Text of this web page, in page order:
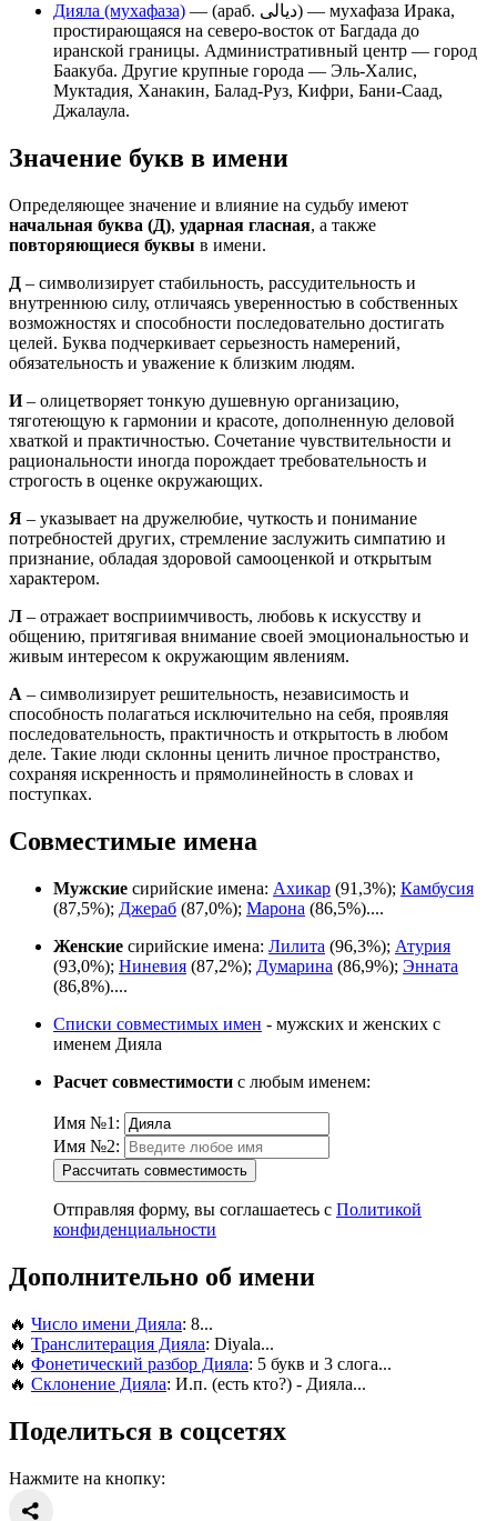
Дияла (мухафаза) — (араб. ديالى‎) — мухафаза Ирака,
простирающаяся на северо-восток от Багдада до
иранской границы. Административный центр — город
Баакуба. Другие крупные города — Эль-Халис,
Муктадия, Ханакин, Балад-Руз, Кифри, Бани-Саад,
Джалаула.
Значение букв в имени
Определяющее значение и влияние на судьбу имеют
начальная буква (Д), ударная гласная, а также
повторяющиеся буквы в имени.
Д – символизирует стабильность, рассудительность и
внутреннюю силу, отличаясь уверенностью в собственных
возможностях и способности последовательно достигать
целей. Буква подчеркивает серьезность намерений,
обязательность и уважение к близким людям.
И– олицетворяет тонкую душевную организацию,
тяготеющую к гармонии и красоте, дополненную деловой
хваткой и практичностью. Сочетание чувствительности и
рациональности иногда порождает требовательность и
строгость в оценке окружающих.
Я – указывает на дружелюбие, чуткость и понимание
потребностей других, стремление заслужить симпатию и
признание, обладая здоровой самооценкой и открытым
характером.
Л – отражает восприимчивость, любовь к искусству и
общению, притягивая внимание своей эмоциональностью и
живым интересом к окружающим явлениям.
А – символизирует решительность, независимость и
способность полагаться исключительно на себя, проявляя
последовательность, практичность и открытость в любом
деле. Такие люди склонны ценить личное пространство,
сохраняя искренность и прямолинейность в словах и
поступках.
Совместимые имена
Мужские сирийские имена: Ахикар (91,3%); Камбусия
(87,5%); Джераб (87,0%); Марона (86,5%)....
Женские сирийские имена: Лилита (96,3%); Атурия
(93,0%); Ниневия (87,2%); Думарина (86,9%); Энната
(86,8%)....
Списки совместимых имен - мужских и женских с
именем Дияла
Расчет совместимости с любым именем:
Имя №1:
Имя №2:
Рассчитать совместимость
Отправляя форму, вы соглашаетесь с Политикой
конфиденциальности
Дополнительно об имени
🔥 Число имени Дияла: 8...
🔥 Транслитерация Дияла: Diyala...
🔥 Фонетический разбор Дияла: 5 букв и 3 слога...
🔥 Склонение Дияла: И.п. (есть кто?) - Дияла...
Поделиться в соцсетях
Нажмите на кнопку: